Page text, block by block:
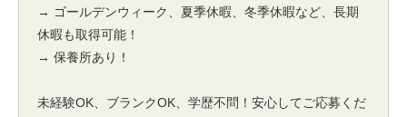
→ ゴールデンウィーク、夏季休暇、冬季休暇など、長期
休暇も取得可能！
→ 保養所あり！
未経験OK、ブランクOK、学歴不問！安心してご応募くだ